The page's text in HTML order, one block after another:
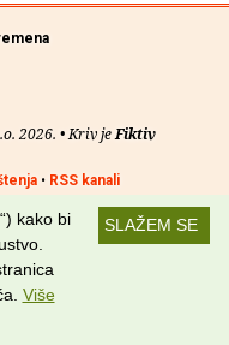
2026. • Kriv jeFiktiv
• RSS kanali
SLAŽEM SE
kako bi
Više